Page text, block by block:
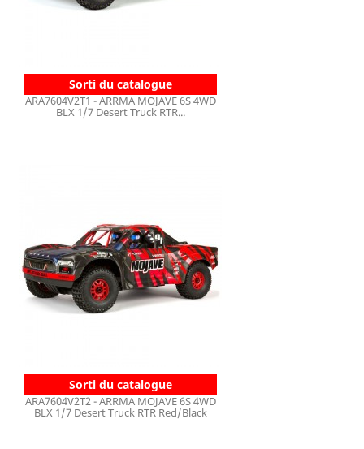
Sorti du catalogue
ARA7604V2T1 - ARRMA MOJAVE 6S 4WD
BLX 1/7 Desert Truck RTR...
Sorti du catalogue
ARA7604V2T2 - ARRMA MOJAVE 6S 4WD
BLX 1/7 Desert Truck RTR Red/Black